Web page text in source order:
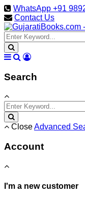
WhatsApp +91
Contact Us
Search
CloseAdvanced
Account
I'm a new customer